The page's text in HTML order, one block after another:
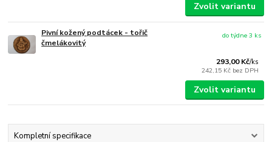
Zvolit variantu
Pivní kožený podtácek - tořič
čmelákovitý
293,00 Kč/ks
242,15 Kč bez DPH
do týdne 3 ks
Zvolit variantu
Kompletní specifikace